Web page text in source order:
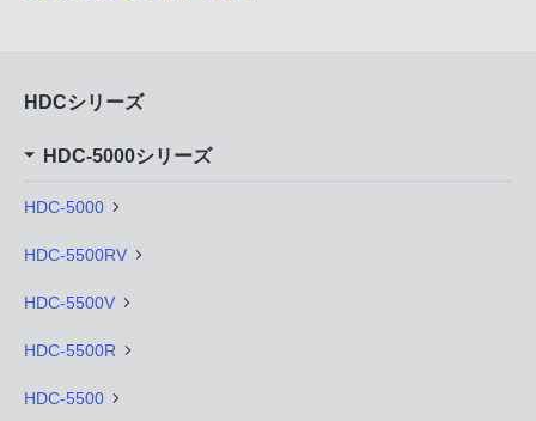
HDCシリーズ
HDC-5000シリーズ
HDC-5000
HDC-5500RV
HDC-5500V
HDC-5500R
HDC-5500